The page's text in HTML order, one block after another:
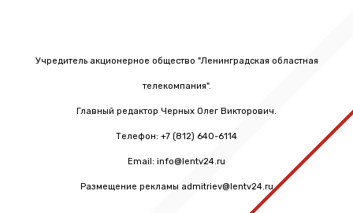
Учредитель акционерное общество "Ленинградская областная
телекомпания".
Главный редактор Черных Олег Викторович.
Телефон: +7 (812) 640-6114
Email: info@lentv24.ru
Размещение рекламы admitriev@lentv24.ru